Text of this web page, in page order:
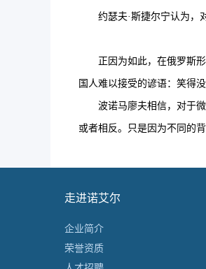
约瑟夫·斯捷尔宁认为，对
正因为如此，在俄罗斯形
国人难以接受的谚语：笑得
波诺马廖夫相信，对于微
或者相反。只是因为不同的
走进诺艾尔
企业简介
荣誉资质